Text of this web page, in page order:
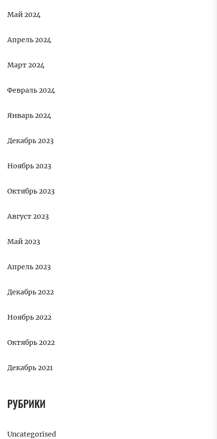
Май 2024
Апрель 2024
Март 2024
Февраль 2024
Январь 2024
Декабрь 2023
Ноябрь 2023
Октябрь 2023
Август 2023
Май 2023
Апрель 2023
Декабрь 2022
Ноябрь 2022
Октябрь 2022
Декабрь 2021
РУБРИКИ
Uncategorised